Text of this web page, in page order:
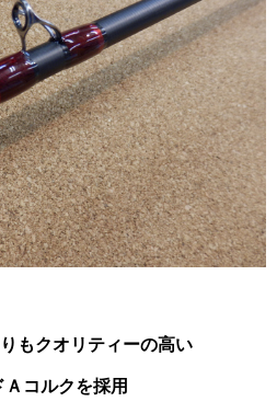
もクオリティーの高い
Ａコルクを採用